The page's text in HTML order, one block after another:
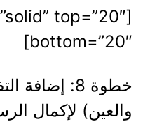
top=”20″
bottom=”20″]
خطوة 8:
والعين) لإكمال